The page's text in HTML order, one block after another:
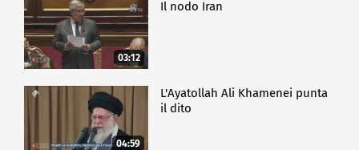
03:12
Il nodo Iran
04:59
L'Ayatollah Ali Khamenei punta
il dito